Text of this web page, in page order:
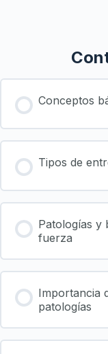
Conceptos
Tipos de
Patologías y
fuerza
Importancia
patologías